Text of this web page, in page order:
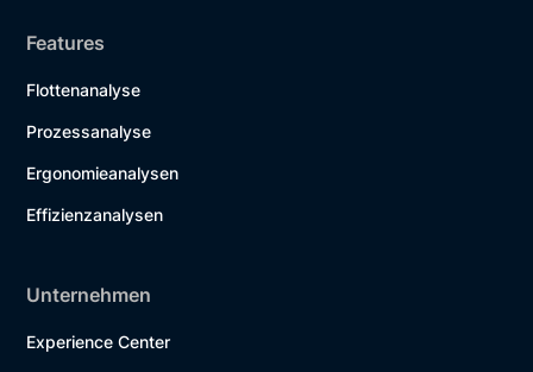
Features
Flottenanalyse
Prozessanalyse
Ergonomieanalysen
Effizienzanalysen
Unternehmen
Experience Center